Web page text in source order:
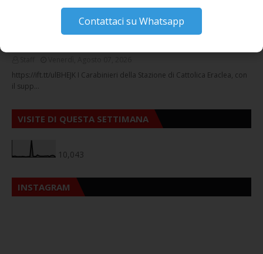
Contattaci su Whatsapp
Cattolica Eraclea, minaccia la nipote con una
https://ift.tt/ulBHEJK I Carabinieri della Stazione di Cattolica Eraclea, con
il supp…
VISITE DI QUESTA SETTIMANA
10,043
INSTAGRAM